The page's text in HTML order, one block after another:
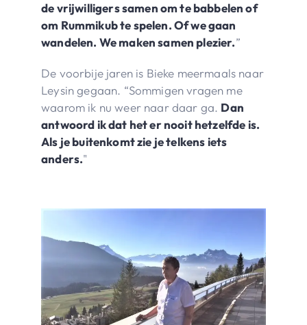
de vrijwilligers samen om te babbelen of
om Rummikub te spelen. Of we gaan
wandelen. We maken samen plezier.”
De voorbije jaren is Bieke meermaals naar
Leysin gegaan. “Sommigen vragen me
waarom ik nu weer naar daar ga. Dan
antwoord ik dat het er nooit hetzelfde is.
Als je buitenkomt zie je telkens iets
anders."